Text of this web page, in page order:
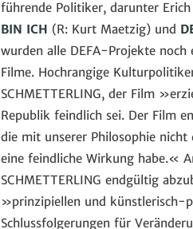
führende Politiker, darunter
BIN ICH (R: Kurt Maetzig) und
wurden alle DEFA-Projekte
Filme. Hochrangige
SCHMETTERLING, der Film
Republik feindlich sei. Der Film
die mit unserer Philosophie
eine feindliche Wirkung habe.«
SCHMETTERLING endgültig
»prinzipiellen und künstlerisch-
Schlussfolgerungen für